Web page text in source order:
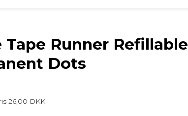
Tape Runner Refillable
Dots
26,00 DKK